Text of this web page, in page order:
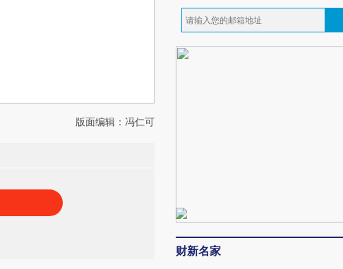
版面编辑：冯仁可
财新名家